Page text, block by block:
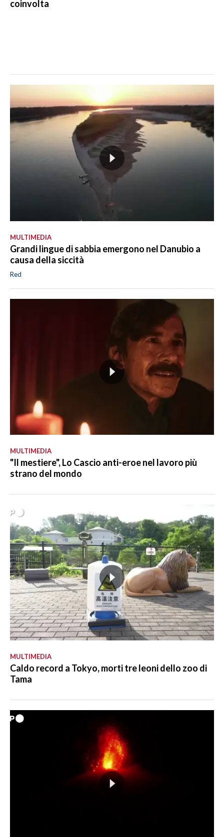
coinvolta
MULTIMEDIA
Grandi lingue di sabbia emergono nel Danubio a
causa della siccità
Red
MULTIMEDIA
"Il mestiere", Lo Cascio anti-eroe nel lavoro più
strano del mondo
MULTIMEDIA
Caldo record a Tokyo, morti tre leoni dello zoo di
Tama